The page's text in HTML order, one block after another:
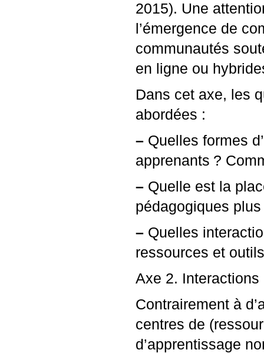
2015). Une
l’émergence de
communautés
en ligne ou
Dans cet axe, les
abordées :
– Quelles formes
apprenants ?
– Quelle est la
pédagogiques
– Quelles
ressources et
Axe 2.
Contrairement à
centres de
d’apprentissage